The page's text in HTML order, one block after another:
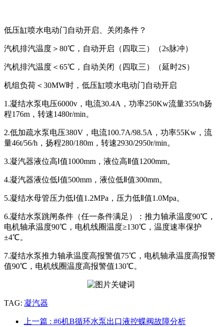
低压缸喷水电动门自动开启、关闭条件？
汽机排汽温度＞80℃，自动开启（四取三）（2s脉冲）
汽机排汽温度＜65℃，自动关闭（四取三）（延时2S）
机组负荷＜30MW时，低压缸喷水电动门自动开启
1.凝结水泵电压6000v，电流30.4A，功率250Kw流量355t/h扬
程176m，转速1480r/min。
2.低加疏水泵电压380V，电流100.7A/98.5A，功率55Kw，流
量46t/56/h，扬程280/180m，转速2930/2950r/min。
3.凝汽器液位高Ⅰ值1000mm，液位高Ⅱ值1200mm。
4.凝汽器液位低Ⅰ值500mm，液位低Ⅱ值300mm。
5.凝结水母管压力低Ⅰ值1.2MPa，压力低Ⅱ值1.0Mpa。
6.凝结水泵跳闸条件（任一条件满足）：推力轴承温度90℃，
电机轴承温度90℃，电机线圈温度≥130℃，温度速率保护
±4℃。
7.凝结水泵推力轴承温度高报警值75℃，电机轴承温度高报警
值90℃，电机线圈温度高报警值130℃。
TAG: 凝汽器
上一篇 : #6机B循环水泵出口液控蝶阀故障分析